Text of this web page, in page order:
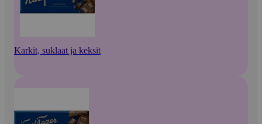
Karkit, suklaat ja keksit